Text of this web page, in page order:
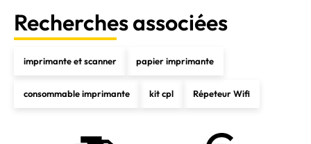
Recherches associées
imprimante et scanner papier imprimante
consommable imprimante kit cpl Répeteur Wifi